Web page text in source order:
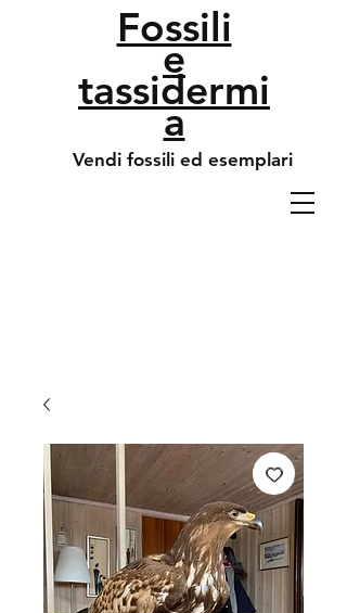
Fossili
e
tassidermi
a
Vendi fossili ed esemplari